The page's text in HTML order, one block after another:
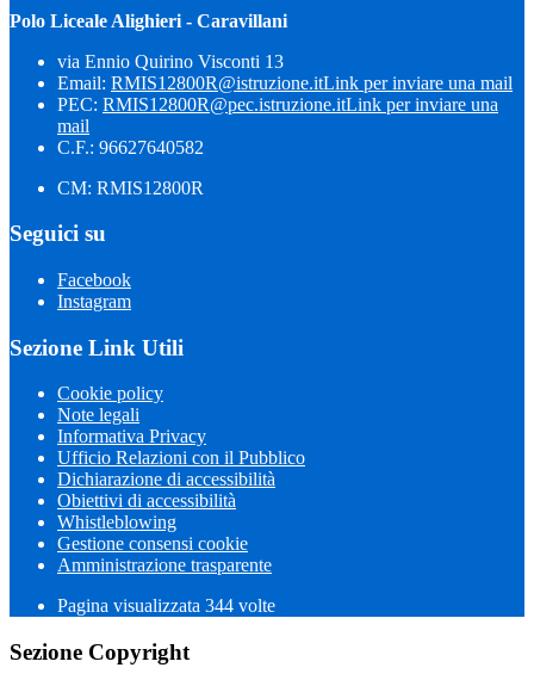
Polo Liceale Alighieri - Caravillani
via Ennio Quirino Visconti 13
Email: RMIS12800R@istruzione.itLink per inviare una mail
PEC: RMIS12800R@pec.istruzione.itLink per inviare una
mail
C.F.: 96627640582
CM: RMIS12800R
Seguici su
Facebook
Instagram
Sezione Link Utili
Cookie policy
Note legali
Informativa Privacy
Ufficio Relazioni con il Pubblico
Dichiarazione di accessibilità
Obiettivi di accessibilità
Whistleblowing
Gestione consensi cookie
Amministrazione trasparente
Pagina visualizzata 344 volte
Sezione Copyright